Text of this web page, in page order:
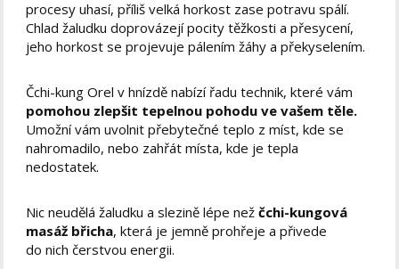
procesy uhasí, příliš velká horkost zase potravu spálí.
Chlad žaludku doprovázejí pocity těžkosti a přesycení,
jeho horkost se projevuje pálením žáhy a překyselením.
Čchi-kung Orel v hnízdě nabízí řadu technik, které vám
pomohou zlepšit tepelnou pohodu ve vašem těle.
Umožní vám uvolnit přebytečné teplo z míst, kde se
nahromadilo, nebo zahřát místa, kde je tepla
nedostatek.
Nic neudělá žaludku a slezině lépe nežčchi-kungová
masáž břicha, která je jemně prohřeje a přivede
do nich čerstvou energii.